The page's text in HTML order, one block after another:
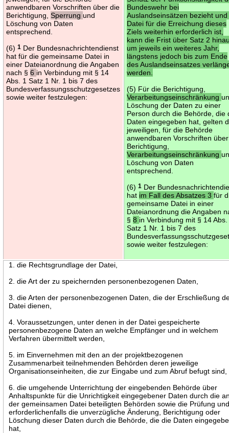
anwendbaren Vorschriften über die
Berichtigung,Sperrungund
Löschung von Daten
entsprechend.
(6)1 Der Bundesnachrichtendienst
hat für die gemeinsame Datei in
einer Dateianordnung die Angaben
nach §6 in Verbindung mit § 14
Abs. 1 Satz 1 Nr. 1 bis 7 des
Bundesverfassungsschutzgesetzes
sowie weiter festzulegen:
Bundeswehr bei
Auslandseinsätzen bezieht
Datei für die Erreichung dieses
Ziels weiterhin erforderlich ist,
kann die Frist über Satz 2
um jeweils ein weiteres Jahr,
längstens jedoch bis zum Ende
des Auslandseinsatzes
werden.
(5) Für die Berichtigung,
Verarbeitungseinschränkung
Löschung der Daten zu einer
Person durch die Behörde, die
Daten eingegeben hat, gelten
jeweiligen, für die Behörde
anwendbaren Vorschriften
Berichtigung,
Verarbeitungseinschränkung
Löschung von Daten
entsprechend.
(6)1 Der
hat im Fall des Absatzes 3für
gemeinsame Datei in einer
Dateianordnung die Angaben
§8 in Verbindung mit § 14
Satz 1 Nr. 1 bis 7 des
sowie weiter festzulegen:
1. die Rechtsgrundlage der Datei,
2. die Art der zu speichernden personenbezogenen Daten,
3. die Arten der personenbezogenen Daten, die der Erschließung
Datei dienen,
4. Voraussetzungen, unter denen in der Datei gespeicherte
personenbezogene Daten an welche Empfänger und in welchem
Verfahren übermittelt werden,
5. im Einvernehmen mit den an der projektbezogenen
Zusammenarbeit teilnehmenden Behörden deren jeweilige
Organisationseinheiten, die zur Eingabe und zum Abruf befugt sind,
6. die umgehende Unterrichtung der eingebenden Behörde über
Anhaltspunkte für die Unrichtigkeit eingegebener Daten durch die
der gemeinsamen Datei beteiligten Behörden sowie die Prüfung
erforderlichenfalls die unverzügliche Änderung, Berichtigung oder
Löschung dieser Daten durch die Behörde, die die Daten
hat,